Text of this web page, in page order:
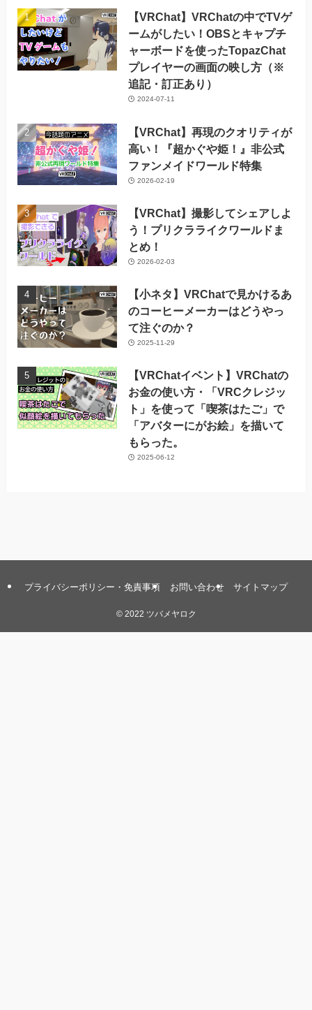
ブ
【VRChat】VRChatの中でTVゲ
ームがしたい！OBSとキャプチ
ャーボードを使ったTopazChat
プレイヤーの画面の映し方（※
追記・訂正あり）
2024-07-11
【VRChat】再現のクオリティが
高い！『超かぐや姫！』非公式
ファンメイドワールド特集
2026-02-19
【VRChat】撮影してシェアしよ
う！プリクラライクワールドま
とめ！
2026-02-03
【小ネタ】VRChatで見かけるあ
のコーヒーメーカーはどうやっ
て注ぐのか？
2025-11-29
【VRChatイベント】VRChatの
お金の使い方・「VRCクレジッ
ト」を使って「喫茶はたご」で
「アバターにがお絵」を描いて
もらった。
2025-06-12
プライバシーポリシー・免責事項 お問い合わせ サイトマップ
©2022 ツバメヤロク